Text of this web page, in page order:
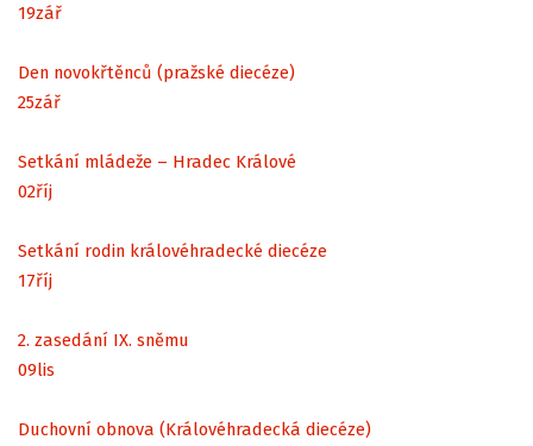
19zář
Den novokřtěnců (pražské diecéze)
25zář
Setkání mládeže – Hradec Králové
02říj
Setkání rodin královéhradecké diecéze
17říj
2. zasedání IX. sněmu
09lis
Duchovní obnova (Královéhradecká diecéze)